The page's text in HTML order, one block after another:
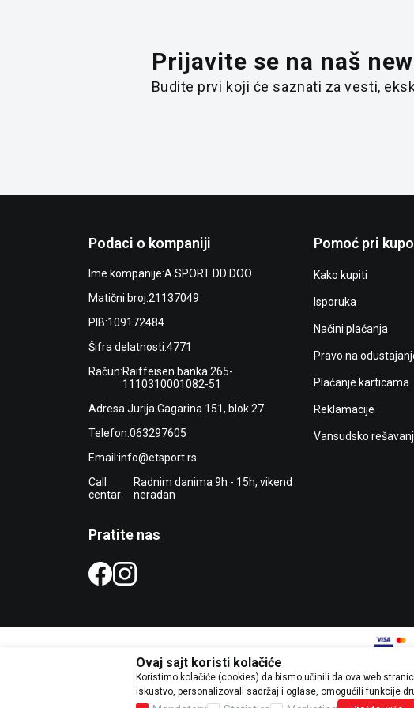
Prijavite se na naš
Budite prvi koji će saznati za vesti,
Podaci o kompaniji
Ime kompanije:A SPORT DD DOO
Matični broj:21137049
PIB:109172484
Šifra delatnosti:4771
Račun:Raiffeisen banka 265-
1110310001082-51
Adresa:Jurija Gagarina 151, blok 27
Telefon:063297605
Email:info@etsport.rs
Call
centar:
Radnim danima 9h - 15h, vikend
neradan
Pomoć pri
Kako kupiti
Isporuka
Načini plaćanja
Pravo na
Plaćanje karticama
Reklamacije
Vansudsko
Pratite nas
Trudimo se da budemo što precizniji u opisu
grešaka. Svi artikli prikazani
Ovaj sajt koristi kolačiće
Koristimo kolačiće (cookies) da bismo učinili da ova web
iskustvo, personalizovali sadržaj i oglase, omogućili funkcije